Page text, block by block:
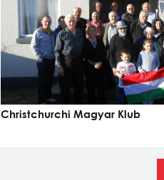
Christchurchi Magyar Klub